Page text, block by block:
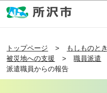
トップページ もしものと
被災地への支援
職員派遣
派遣職員からの報告